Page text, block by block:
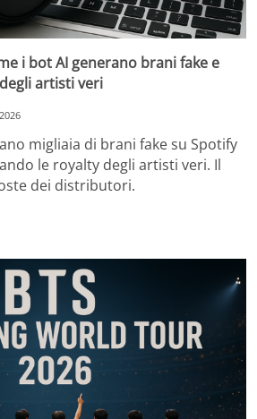
i bot AI generano brani fake e
artisti veri
migliaia di brani fake su Spotify
le royalty degli artisti veri. Il
dei distributori.